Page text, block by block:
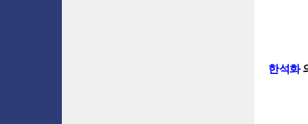
한석화